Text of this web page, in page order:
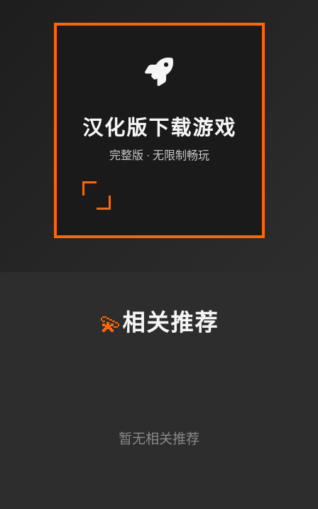
汉化版下载游戏
完整版 · 无限制畅玩
💫相关推荐
暂无相关推荐